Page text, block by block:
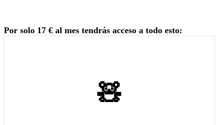
Por solo 17 € al mes tendrás acceso a todo esto:
🧸